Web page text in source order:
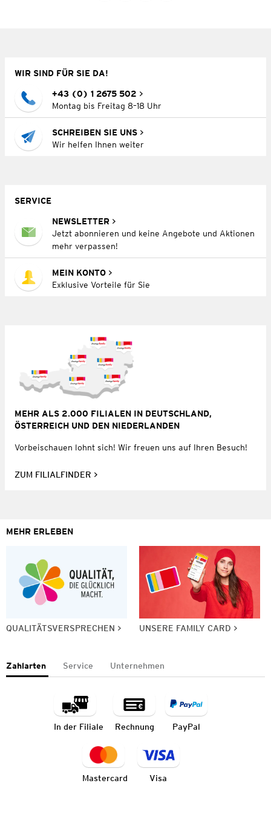
WIR SIND FÜR SIE DA!
+43 (0) 1 2675 502
Montag bis Freitag 8–18 Uhr
SCHREIBEN SIE UNS
Wir helfen Ihnen weiter
SERVICE
NEWSLETTER
Jetzt abonnieren und keine Angebote und Aktionen
mehr verpassen!
MEIN KONTO
Exklusive Vorteile für Sie
MEHR ALS 2.000 FILIALEN IN DEUTSCHLAND,
ÖSTERREICH UND DEN NIEDERLANDEN
Vorbeischauen lohnt sich! Wir freuen uns auf Ihren Besuch!
ZUM FILIALFINDER
MEHR ERLEBEN
QUALITÄTSVERSPRECHEN UNSERE FAMILY CARD
Zahlarten Service Unternehmen
In der Filiale Rechnung PayPal
Mastercard Visa